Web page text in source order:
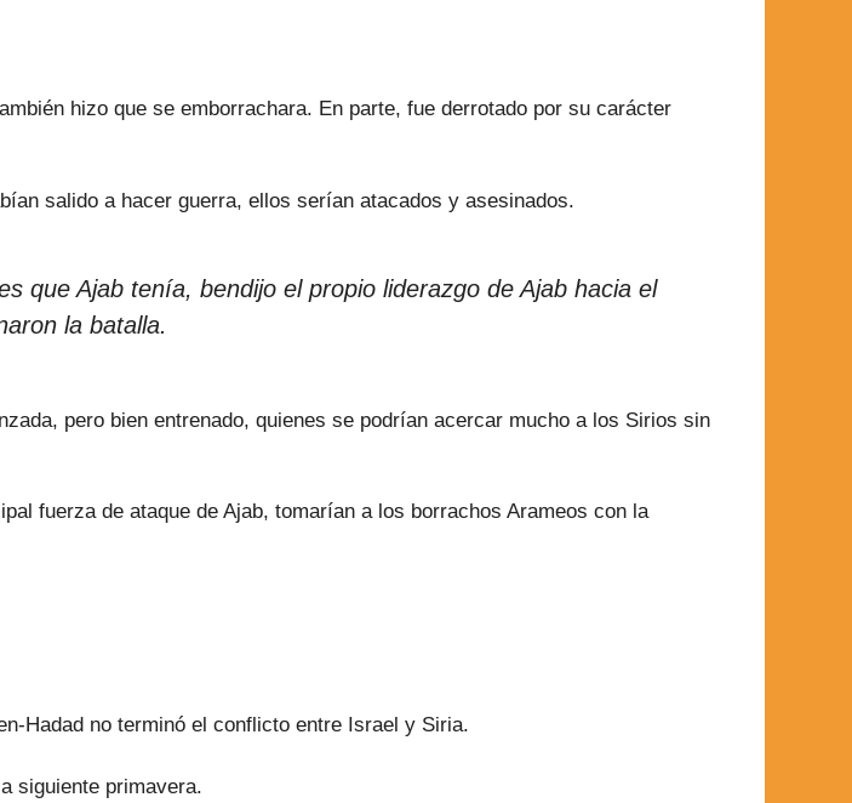
hizo que se emborrachara. En parte, fue derrotado por su carácter
salido a hacer guerra, ellos serían atacados y asesinados.
que Ajab tenía, bendijo el propio liderazgo de Ajab hacia el
la batalla.
pero bien entrenado, quienes se podrían acercar mucho a los Sirios sin
fuerza de ataque de Ajab, tomarían a los borrachos Arameos con la
Hadad no terminó el conflicto entre Israel y Siria.
siguiente primavera.